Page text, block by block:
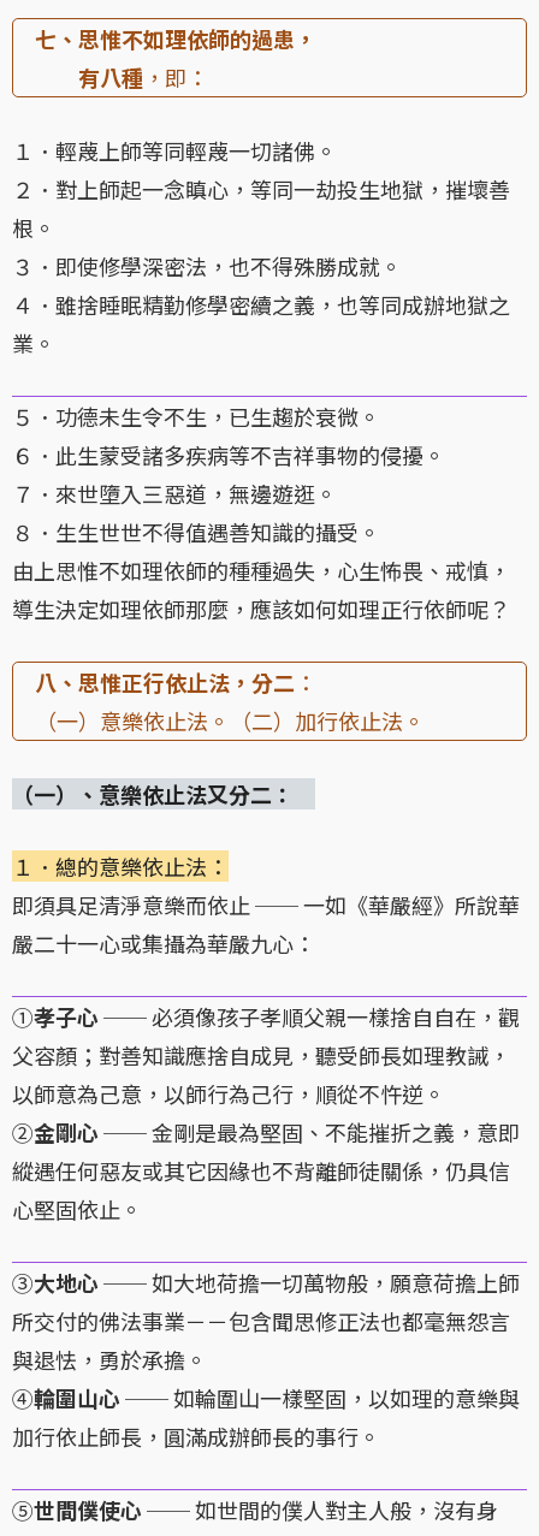
七、思惟不如理依師的過患，
有八種 ，即：
１．輕蔑上師等同輕蔑一切諸佛。
２．對上師起一念瞋心，等同一劫投生地獄，摧壞善
根。
３．即使修學深密法，也不得殊勝成就。
４．雖捨睡眠精勤修學密續之義，也等同成辦地獄之
業。
５．功德未生令不生，已生趨於衰微。
６．此生蒙受諸多疾病等不吉祥事物的侵擾。
７．來世墮入三惡道，無邊遊逛。
８．生生世世不得值遇善知識的攝受。
由上思惟不如理依師的種種過失，心生怖畏、戒慎，
導生決定如理依師那麼，應該如何如理正行依師呢？
八、思惟正行依止法，分二 ：
（一）意樂依止法。（二）加行依止法。
（一）、意樂依止法又分二：
１．總的意樂依止法：
即須具足清淨意樂而依止 ── 一如《華嚴經》所說華
嚴二十一心或集攝為華嚴九心：
①孝子心── 必須像孩子孝順父親一樣捨自自在，觀
父容顏；對善知識應捨自成見，聽受師長如理教誡，
以師意為己意，以師行為己行，順從不忤逆。
②金剛心── 金剛是最為堅固、不能摧折之義，意即
縱遇任何惡友或其它因緣也不背離師徒關係，仍具信
心堅固依止。
③大地心── 如大地荷擔一切萬物般，願意荷擔上師
所交付的佛法事業－－包含聞思修正法也都毫無怨言
與退怯，勇於承擔。
④輪圍山心── 如輪圍山一樣堅固，以如理的意樂與
加行依止師長，圓滿成辦師長的事行。
⑤世間僕使心── 如世間的僕人對主人般，沒有身